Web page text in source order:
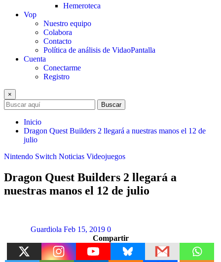
Hemeroteca
Vop
Nuestro equipo
Colabora
Contacto
Política de análisis de VidaoPantalla
Cuenta
Conectarme
Registro
×
Buscar
Inicio
Dragon Quest Builders 2 llegará a nuestras manos el 12 de
julio
Nintendo Switch Noticias Videojuegos
Dragon Quest Builders 2 llegará a
nuestras manos el 12 de julio
Guardiola Feb 15, 2019 0
Compartir